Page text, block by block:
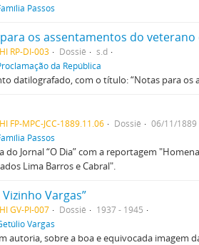
Passos
os assentamentos do
RP-DI-003 Dossiê
s.d
da República
datilografado, com o título: “Notas para os
FP-MPC-JCC-1889.11.06 Dossiê
06/11/1889
Passos
do Jornal “O Dia” com a reportagem
Lima Barros e Cabral".
Vizinho Vargas”
GV-PI-007 Dossiê
1937 - 1945
Vargas
autoria, sobre a boa e equivocada imagem